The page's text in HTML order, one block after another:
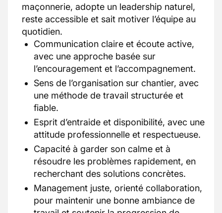
maçonnerie, adopte un leadership naturel,
reste accessible et sait motiver l’équipe au
quotidien.
Communication claire et écoute active,
avec une approche basée sur
l’encouragement et l’accompagnement.
Sens de l’organisation sur chantier, avec
une méthode de travail structurée et
fiable.
Esprit d’entraide et disponibilité, avec une
attitude professionnelle et respectueuse.
Capacité à garder son calme et à
résoudre les problèmes rapidement, en
recherchant des solutions concrètes.
Management juste, orienté collaboration,
pour maintenir une bonne ambiance de